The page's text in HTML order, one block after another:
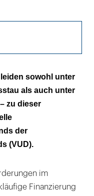
sowohl unter
als auch unter
zu dieser
der
(VUD).
im
Finanzierung